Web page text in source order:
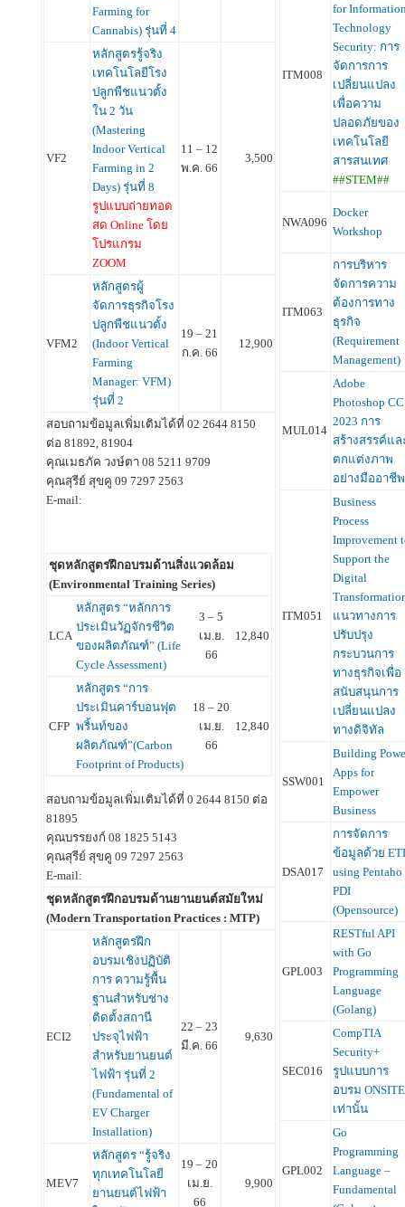
Farming for
Cannabis) รุ่นที่ 4
VF2
หลักสูตรรู้จริง
เทคโนโลยีโรง
ปลูกพืชแนวตั้ง
ใน 2 วัน
(Mastering
Indoor Vertical
Farming in 2
Days) รุ่นที่ 8
รูปแบบถ่ายทอด
สด Online โดย
โปรแกรม
ZOOM
11 – 12
พ.ค. 66
3,500
VFM2
หลักสูตรผู้
จัดการธุรกิจโรง
ปลูกพืชแนวตั้ง
(Indoor Vertical
Farming
Manager: VFM)
รุ่นที่ 2
19 – 21
ก.ค. 66
12,900
สอบถามข้อมูลเพิ่มเติมได้ที่ 02 2644 8150
ต่อ 81892, 81904
คุณเมธภัค วงษ์ตา 08 5211 9709
คุณสุรีย์ สุขคู 09 7297 2563
E-mail:
ชุดหลักสูตรฝึกอบรมด้านสิ่งแวดล้อม
(Environmental Training Series)
LCA
หลักสูตร “หลักการ
ประเมินวัฏจักรชีวิต
ของผลิตภัณฑ์” (Life
Cycle Assessment)
3 – 5
เม.ย.
66
12,840
CFP
หลักสูตร “การ
ประเมินคาร์บอนฟุต
พริ้นท์ของ
ผลิตภัณฑ์”(Carbon
Footprint of Products)
18 – 20
เม.ย.
66
12,840
สอบถามข้อมูลเพิ่มเติมได้ที่ 0 2644 8150 ต่อ
81895
คุณบรรยงก์ 08 1825 5143
คุณสุรีย์ สุขคู 09 7297 2563
E-mail:
ชุดหลักสูตรฝึกอบรมด้านยานยนต์สมัยใหม่
(Modern Transportation Practices : MTP)
ECI2
หลักสูตรฝึก
อบรมเชิงปฏิบัติ
การ ความรู้พื้น
ฐานสำหรับช่าง
ติดตั้งสถานี
ประจุไฟฟ้า
สำหรับยานยนต์
ไฟฟ้า รุ่นที่ 2
(Fundamental of
EV Charger
Installation)
22 – 23
มี.ค. 66
9,630
MEV7
หลักสูตร “รู้จริง
ทุกเทคโนโลยี
ยานยนต์ไฟฟ้า
19 – 20
เม.ย.
66
9,900
ITM008
for
Technology
Security: การ
จัดการการ
เปลี่ยนแปลง
เพื่อความ
ปลอดภัยของ
เทคโนโลยี
สารสนเทศ
##STEM##
NWA096
Docker
Workshop
ITM063
การบริหาร
จัดการความ
ต้องการทาง
ธุรกิจ
(Requirement
Management)
MUL014
Adobe
Photoshop CC
2023 การ
สร้างสรรค์แล
ตกแต่งภาพ
อย่างมืออาชี
ITM051
Business
Process
Improvement
Support the
Digital
แนวทางการ
ปรับปรุง
กระบวนการ
ทางธุรกิจเพื่อ
สนับสนุนการ
เปลี่ยนแปลง
ทางดิจิทัล
SSW001
Building
Apps for
Empower
Business
DSA017
การจัดการ
ข้อมูลด้วย
using Pentaho
PDI
(Opensource)
GPL003
RESTful API
with Go
Programming
Language
(Golang)
SEC016
CompTIA
Security+
รูปแบบการ
อบรม ONSITE
เท่านั้น
GPL002
Go
Programming
Language –
Fundamental